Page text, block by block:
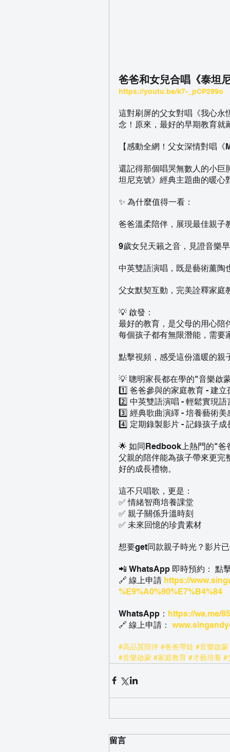
爸爸和女兒合唱《泰坦
https://youtu.be/k7-_pCP299o
這對刷屏的父女對唱《我心
念！原來，最好的早期教育就
【感動全網！父女深情對唱《
還記得那個唱哭無數人的小巨
坦尼克號》經典主題曲的暖心
✨ 為什麼值得一看：
爸爸溫柔陪伴，展現最佳親子
9歲女兒天籟之音，見證音樂
中英雙語演唱，既是藝術薰陶
父女默契互動，完美詮釋家庭
💡 啟發：
最好的教育，是父母的用心陪
每個孩子都有無限潛能，需要
點擊視頻，感受這份溫暖的
💡 聰明家長都在學的"音樂啟
1️⃣ 爸爸參與的家庭教育 - 建
2️⃣ 中英雙語演唱 - 輕鬆實現語
3️⃣ 經典歌曲演繹 - 培養藝術美
4️⃣ 定期錄製影片 - 記錄孩子成
🌟 如同Redbook上熱門的"爸
父親的陪伴能為孩子帶來更完
好的成長禮物。
這不只唱歌，更是：
✅ 情緒智商培養課堂
✅ 親子關係升溫時刻
✅ 未來回憶的珍貴素材
想要get同款親子時光？影片
📲 WhatsApp 即時預約： 點
🔗 線上申請 https://
%E9%A0%90%E7%B4%84
WhatsApp： https://wa.me/
🔗 線上申請：
#高品質陪伴 #爸爸帶娃 #音樂啟蒙
#音樂啟蒙 #家庭教育 #才藝培養 #
留言